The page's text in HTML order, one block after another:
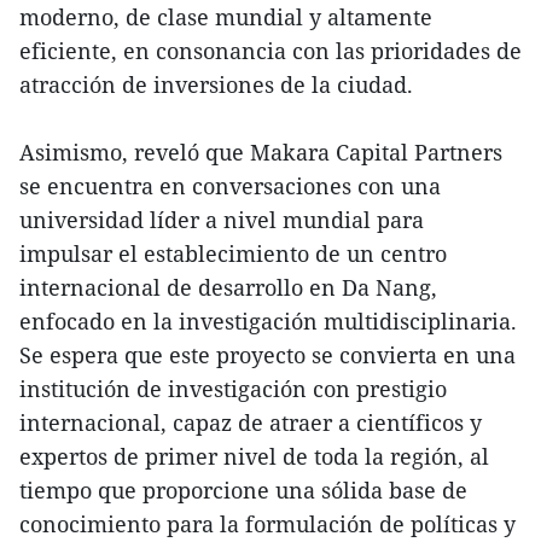
moderno, de clase mundial y altamente
eficiente, en consonancia con las prioridades de
atracción de inversiones de la ciudad.
Asimismo, reveló que Makara Capital Partners
se encuentra en conversaciones con una
universidad líder a nivel mundial para
impulsar el establecimiento de un centro
internacional de desarrollo en Da Nang,
enfocado en la investigación multidisciplinaria.
Se espera que este proyecto se convierta en una
institución de investigación con prestigio
internacional, capaz de atraer a científicos y
expertos de primer nivel de toda la región, al
tiempo que proporcione una sólida base de
conocimiento para la formulación de políticas y